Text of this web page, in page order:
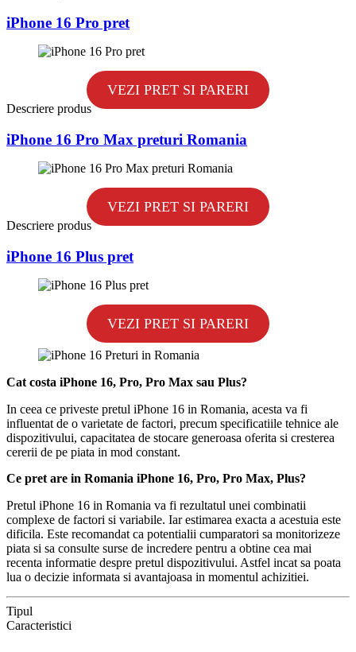
iPhone 16 Pro pret
VEZI PRET SI PARERI
Descriere produs
iPhone 16 Pro Max preturi Romania
VEZI PRET SI PARERI
Descriere produs
iPhone 16 Plus pret
VEZI PRET SI PARERI
Cat costa iPhone 16, Pro, Pro Max sau Plus?
In ceea ce priveste pretul iPhone 16 in Romania, acesta va fi
influentat de o varietate de factori, precum specificatiile tehnice ale
dispozitivului, capacitatea de stocare generoasa oferita si cresterea
cererii de pe piata in mod constant.
Ce pret are in Romania iPhone 16, Pro, Pro Max, Plus?
Pretul iPhone 16 in Romania va fi rezultatul unei combinatii
complexe de factori si variabile. Iar estimarea exacta a acestuia este
dificila. Este recomandat ca potentialii cumparatori sa monitorizeze
piata si sa consulte surse de incredere pentru a obtine cea mai
recenta informatie despre pretul dispozitivului. Astfel incat sa poata
lua o decizie informata si avantajoasa in momentul achizitiei.
Tipul
Caracteristici